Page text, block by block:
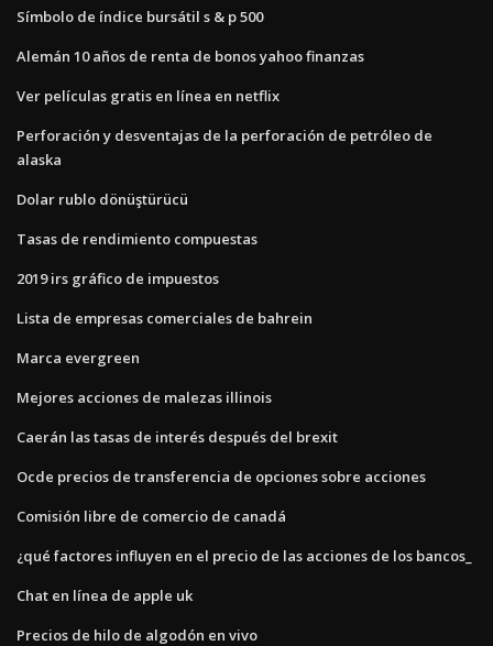
Símbolo de índice bursátil s & p 500
Alemán 10 años de renta de bonos yahoo finanzas
Ver películas gratis en línea en netflix
Perforación y desventajas de la perforación de petróleo de
alaska
Dolar rublo dönüştürücü
Tasas de rendimiento compuestas
2019 irs gráfico de impuestos
Lista de empresas comerciales de bahrein
Marca evergreen
Mejores acciones de malezas illinois
Caerán las tasas de interés después del brexit
Ocde precios de transferencia de opciones sobre acciones
Comisión libre de comercio de canadá
¿qué factores influyen en el precio de las acciones de los bancos_
Chat en línea de apple uk
Precios de hilo de algodón en vivo